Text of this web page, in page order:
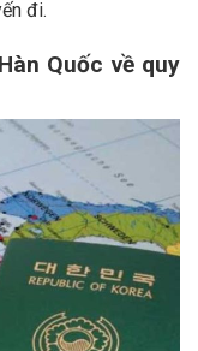
đi.
Quốc về quy